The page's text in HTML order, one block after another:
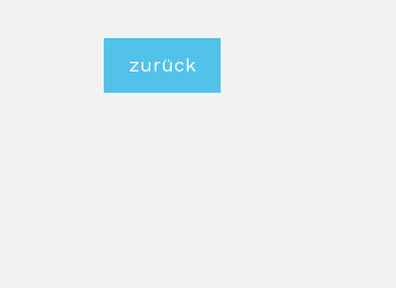
zurück